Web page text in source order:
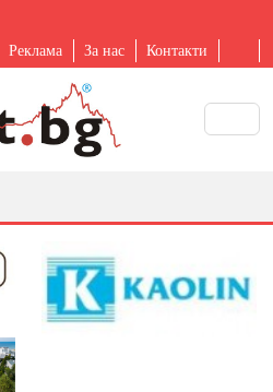
Реклама За нас Контакти